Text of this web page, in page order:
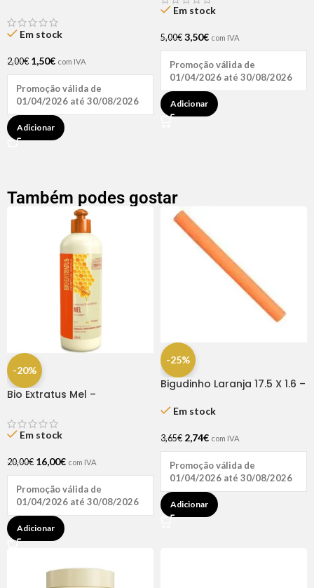
Hair (1 UNIDADE)
Em stock
2,00€ 1,50€ com IVA
Promoção válida de
01/04/2026 até 30/08/2026
Adicionar
Em stock
5,00€ 3,50€ com IVA
Promoção válida de
01/04/2026 até 30/08/2026
Adicionar
Também podes gostar
-20%
Bio Extratus Mel –
Em stock
20,00€ 16,00€ com IVA
Promoção válida de
01/04/2026 até 30/08/2026
Adicionar
-25%
Bigudinho Laranja 17.5 X 1.6 –
Em stock
3,65€ 2,74€ com IVA
Promoção válida de
01/04/2026 até 30/08/2026
Adicionar